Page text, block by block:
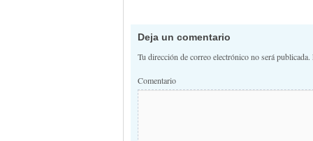
Deja un comentario
Tu dirección de correo electrónico no será publicada.
Comentario